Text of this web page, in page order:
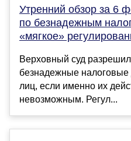
Утренний обзор за 6
по безнадежным
«мягкое»
Верховный суд
безнадежные
лиц, если именно их
невозможным. Регул...